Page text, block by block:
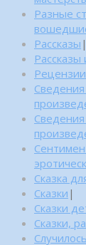
Разные
Рассказы |
Рецензии
Сказка
Сказки |
Сказки
Сказки,